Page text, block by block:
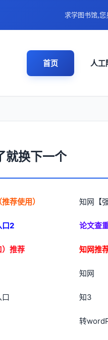
求学图书馆,
首页 人工
就换下一个
荐使用） 知网【
口2 论文查
）推荐 知网推
知网
口 知3
转